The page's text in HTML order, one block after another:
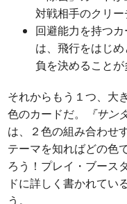
対戦相手のクリー
回避能力を持つ
は、飛行をはじ
負を決めることが
それからもう１つ、大
色のカードだ。
『サ
は、２色の組み合わせ
テーマを知ればどの色
ろう！プレイ・ブース
ドに詳しく書かれてい
う。